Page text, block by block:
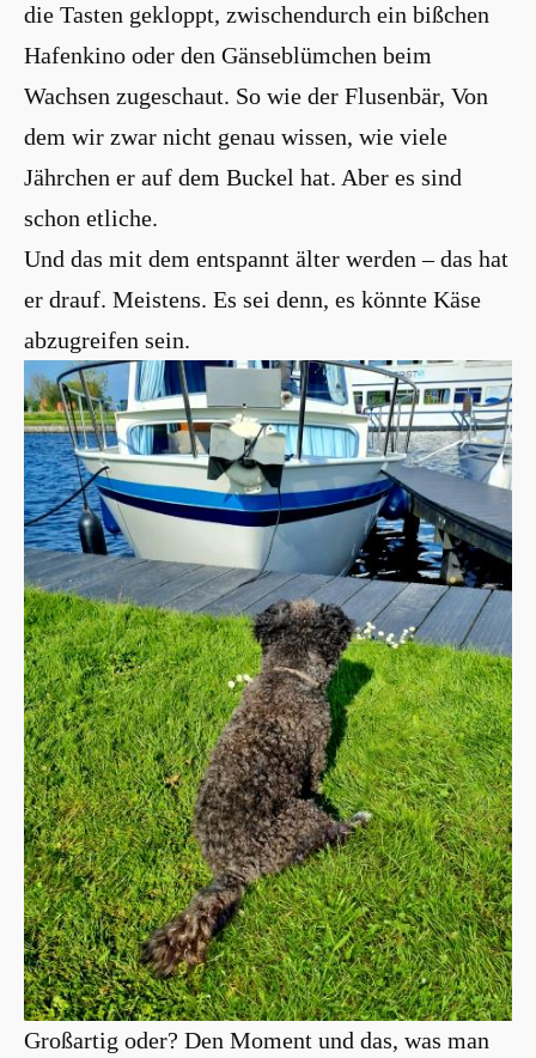
die Tasten gekloppt, zwischendurch ein bißchen
Hafenkino oder den Gänseblümchen beim
Wachsen zugeschaut. So wie der Flusenbär, Von
dem wir zwar nicht genau wissen, wie viele
Jährchen er auf dem Buckel hat. Aber es sind
schon etliche.
Und das mit dem entspannt älter werden – das hat
er drauf. Meistens. Es sei denn, es könnte Käse
abzugreifen sein.
Großartig oder? Den Moment und das, was man